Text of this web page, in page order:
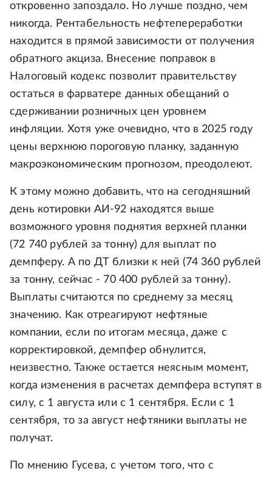
откровенно запоздало. Но лучше поздно, чем
никогда. Рентабельность нефтепереработки
находится в прямой зависимости от получения
обратного акциза. Внесение поправок в
Налоговый кодекс позволит правительству
остаться в фарватере данных обещаний о
сдерживании розничных цен уровнем
инфляции. Хотя уже очевидно, что в 2025 году
цены верхнюю пороговую планку, заданную
макроэкономическим прогнозом, преодолеют.
К этому можно добавить, что на сегодняшний
день котировки АИ-92 находятся выше
возможного уровня поднятия верхней планки
(72 740 рублей за тонну) для выплат по
демпферу. А по ДТ близки к ней (74 360 рублей
за тонну, сейчас - 70 400 рублей за тонну).
Выплаты считаются по среднему за месяц
значению. Как отреагируют нефтяные
компании, если по итогам месяца, даже с
корректировкой, демпфер обнулится,
неизвестно. Также остается неясным момент,
когда изменения в расчетах демпфера вступят в
силу, с 1 августа или с 1 сентября. Если с 1
сентября, то за август нефтяники выплаты не
получат.
По мнению Гусева, с учетом того, что с